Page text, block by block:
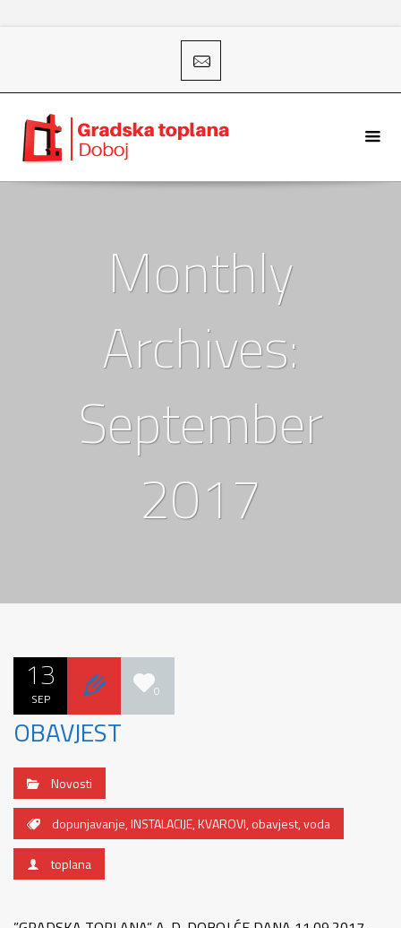
Monthly
Archives:
September
2017
13
SEP 0
OBAVJEST
Novosti
dopunjavanje,INSTALACIJE,KVAROVI,obavjest,voda
toplana